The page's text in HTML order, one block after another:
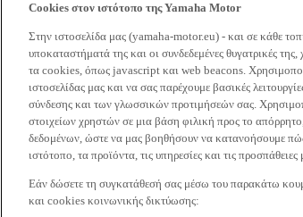
Cookies στον ιστότοπο της Yamaha Motor
Στην ιστοσελίδα μας (yamaha-motor.eu) - και σε κάθε
υποκαταστήματά της και οι συνδεδεμένες θυγατρικές
τα cookies, όπως javascript και web beacons.
ιστοσελίδας μας και να σας παρέχουμε βασικές
σύνδεσης και των γλωσσικών προτιμήσεών σας.
στοιχείων χρηστών σε μια βάση φιλική προς το
δεδομένων, ώστε να μας βοηθήσουν να κατανοήσουμε
ιστότοπο, τα προϊόντα, τις υπηρεσίες και τις προσπάθειες
Εάν δώσετε τη συγκατάθεσή σας μέσω του παρακάτω
και cookies κοινωνικής δικτύωσης: